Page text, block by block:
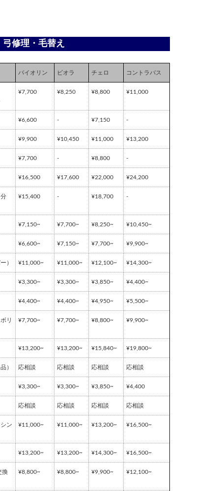
弓修理・毛替え
バイオリン ビオラ チェロ コントラバス
¥7,700 ¥8,250 ¥8,800 ¥11,000
¥6,600 - ¥7,150 -
¥9,900 ¥10,450 ¥11,000 ¥13,200
¥7,700 - ¥8,800 -
¥16,500 ¥17,600 ¥22,000 ¥24,200
¥15,400 - ¥18,700 -
¥7,150~ ¥7,700~ ¥8,250~ ¥10,450~
¥6,600~ ¥7,150~ ¥7,700~ ¥9,900~
） ¥11,000~ ¥11,000~ ¥12,100~ ¥14,300~
¥3,300~ ¥3,300~ ¥3,850~ ¥4,400~
¥4,400~ ¥4,400~ ¥4,950~ ¥5,500~
リ ¥7,700~ ¥7,700~ ¥8,800~ ¥9,900~
¥13,200~ ¥13,200~ ¥15,840~ ¥19,800~
） 応相談 応相談 応相談 応相談
¥3,300~ ¥3,300~ ¥3,850~ ¥4,400
応相談 応相談 応相談 応相談
ン ¥11,000~ ¥11,000~ ¥13,200~ ¥16,500~
¥13,200~ ¥13,200~ ¥14,300~ ¥16,500~
換 ¥8,800~ ¥8,800~ ¥9,900~ ¥12,100~